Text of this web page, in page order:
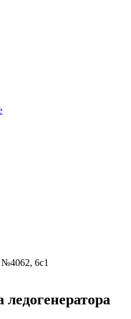
6с1
ледогенератора